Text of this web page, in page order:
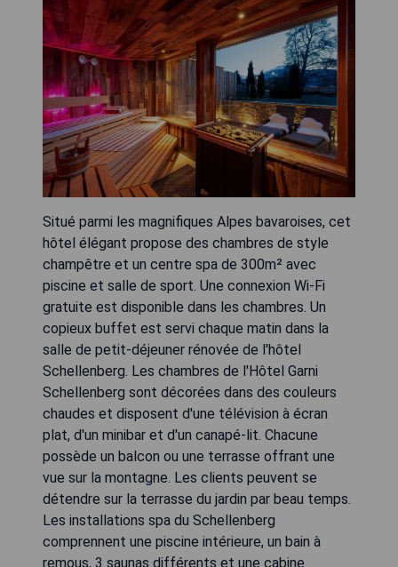
Situé parmi les magnifiques Alpes bavaroises, cet
hôtel élégant propose des chambres de style
champêtre et un centre spa de 300m² avec
piscine et salle de sport. Une connexion Wi-Fi
gratuite est disponible dans les chambres. Un
copieux buffet est servi chaque matin dans la
salle de petit-déjeuner rénovée de l'hôtel
Schellenberg. Les chambres de l'Hôtel Garni
Schellenberg sont décorées dans des couleurs
chaudes et disposent d'une télévision à écran
plat, d'un minibar et d'un canapé-lit. Chacune
possède un balcon ou une terrasse offrant une
vue sur la montagne. Les clients peuvent se
détendre sur la terrasse du jardin par beau temps.
Les installations spa du Schellenberg
comprennent une piscine intérieure, un bain à
remous, 3 saunas différents et une cabine